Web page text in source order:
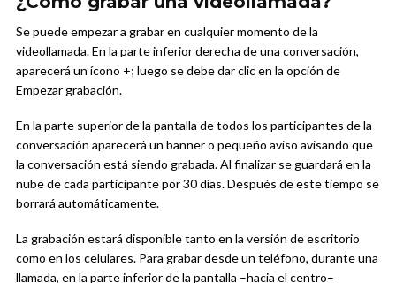
Se puede empezar a grabar en cualquier momento de la
videollamada. En la parte inferior derecha de una conversación,
aparecerá un ícono +; luego se debe dar clic en la opción de
Empezar grabación.
En la parte superior de la pantalla de todos los participantes de la
conversación aparecerá un banner o pequeño aviso avisando que
la conversación está siendo grabada. Al finalizar se guardará en la
nube de cada participante por 30 días. Después de este tiempo se
borrará automáticamente.
La grabación estará disponible tanto en la versión de escritorio
como en los celulares. Para grabar desde un teléfono, durante una
llamada, en la parte inferior de la pantalla –hacia el centro–